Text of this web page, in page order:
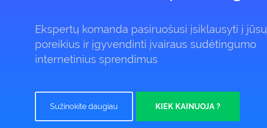
Ekspertų komanda pasiruošusi įsiklausyti į jūsų
poreikius ir įgyvendinti įvairaus sudėtingumo
internetinius sprendimus
Sužinokite daugiau KIEK KAINUOJA ?